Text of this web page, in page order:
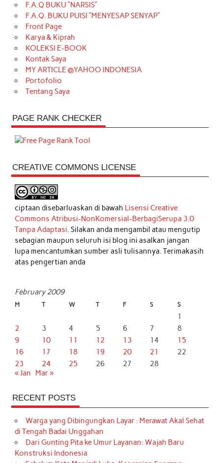
F.A.Q BUKU “NARSIS”
F.A.Q. BUKU PUISI “MENYESAP SENYAP”
Front Page
Karya & Kiprah
KOLEKSI E-BOOK
Kontak Saya
MY ARTICLE @YAHOO INDONESIA
Portofolio
Tentang Saya
PAGE RANK CHECKER
CREATIVE COMMONS LICENSE
ciptaan disebarluaskan di bawah Lisensi Creative
Commons Atribusi-NonKomersial-BerbagiSerupa 3.0
Tanpa Adaptasi. Silakan anda mengambil atau mengutip
sebagian maupun seluruh isi blog ini asalkan jangan
lupa mencantumkan sumber asli tulisannya. Terimakasih
atas pengertian anda
February 2009
M T W T F S S
1
2
3 4 5 6 7
8
9
10 11 12 13 14
15
16
17 18 19 20 21
22
23
24 25 26 27
28
« Jan
Mar »
RECENT POSTS
Warga yang Dibingungkan Layar : Merawat Akal Sehat
di Tengah Badai Unggahan
Dari Gunting Pita ke Umur Layanan: Wajah Baru
Konstruksi Indonesia